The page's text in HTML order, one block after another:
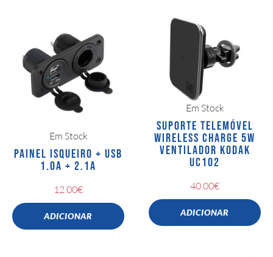
Em Stock
PAINEL ISQUEIRO + USB
1.0A + 2.1A
12.00€
ADICIONAR
Em Stock
SUPORTE TELEMÓVEL
WIRELESS CHARGE 5W
VENTILADOR KODAK
UC102
40.00€
ADICIONAR